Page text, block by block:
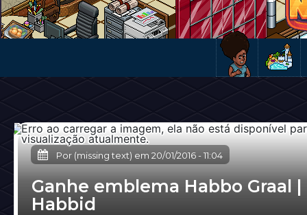
Por (missing text) em 20/01/2016-11:04
Ganhe emblema Habbo Graal |
Habbid